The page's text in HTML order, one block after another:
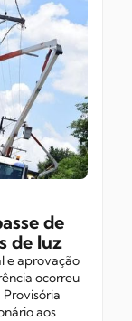
de
de luz
e aprovação
ocorreu
aos